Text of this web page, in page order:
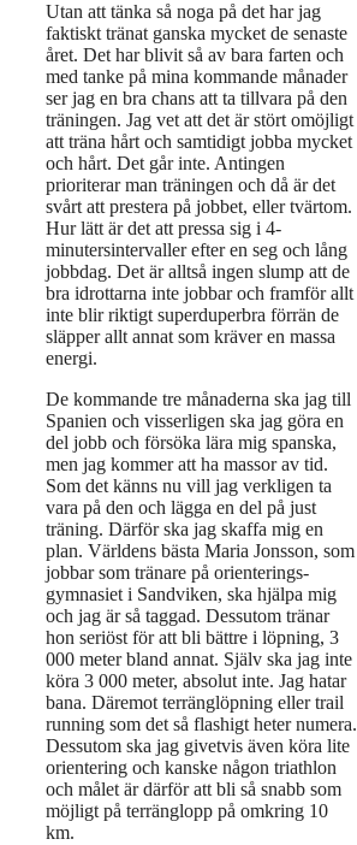
Utan att tänka så noga på det har jag
faktiskt tränat ganska mycket de senaste
året. Det har blivit så av bara farten och
med tanke på mina kommande månader
ser jag en bra chans att ta tillvara på den
träningen. Jag vet att det är stört omöjligt
att träna hårt och samtidigt jobba mycket
och hårt. Det går inte. Antingen
prioriterar man träningen och då är det
svårt att prestera på jobbet, eller tvärtom.
Hur lätt är det att pressa sig i 4-
minutersintervaller efter en seg och lång
jobbdag. Det är alltså ingen slump att de
bra idrottarna inte jobbar och framför allt
inte blir riktigt superduperbra förrän de
släpper allt annat som kräver en massa
energi.
De kommande tre månaderna ska jag till
Spanien och visserligen ska jag göra en
del jobb och försöka lära mig spanska,
men jag kommer att ha massor av tid.
Som det känns nu vill jag verkligen ta
vara på den och lägga en del på just
träning. Därför ska jag skaffa mig en
plan. Världens bästa Maria Jonsson, som
jobbar som tränare på orienterings-
gymnasiet i Sandviken, ska hjälpa mig
och jag är så taggad. Dessutom tränar
hon seriöst för att bli bättre i löpning, 3
000 meter bland annat. Själv ska jag inte
köra 3 000 meter, absolut inte. Jag hatar
bana. Däremot terränglöpning eller trail
running som det så flashigt heter numera.
Dessutom ska jag givetvis även köra lite
orientering och kanske någon triathlon
och målet är därför att bli så snabb som
möjligt på terränglopp på omkring 10
km.